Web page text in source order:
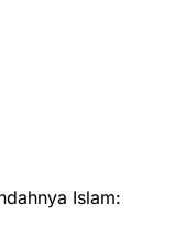
Islam: